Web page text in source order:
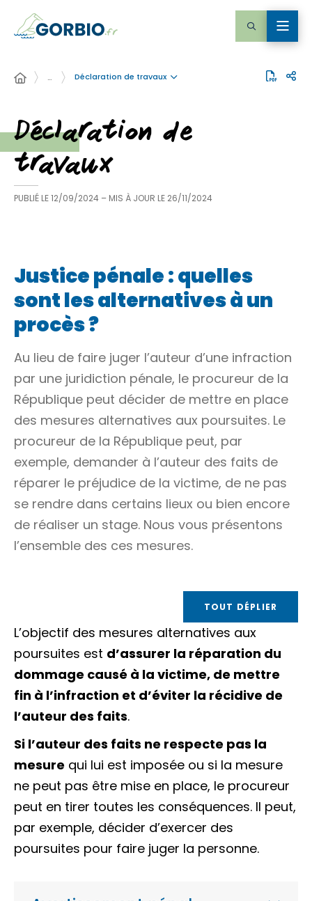
… Déclaration de travaux
Déclaration de
travaux
PUBLIÉ LE12/09/2024 – MIS À JOUR LE 26/11/2024
Justice pénale : quelles
sont les alternatives à un
procès ?
Au lieu de faire juger l’auteur d’une infraction
par une juridiction pénale, le procureur de la
République peut décider de mettre en place
des mesures alternatives aux poursuites. Le
procureur de la République peut, par
exemple, demander à l’auteur des faits de
réparer le préjudice de la victime, de ne pas
se rendre dans certains lieux ou bien encore
de réaliser un stage. Nous vous présentons
l’ensemble des ces mesures.
TOUT DÉPLIER
L’objectif des mesures alternatives aux
poursuites est d’assurer la réparation du
dommage causé à la victime, de mettre
fin à l’infraction et d’éviter la récidive de
l’auteur des faits.
Si l’auteur des faits ne respecte pas la
mesure qui lui est imposée ou si la mesure
ne peut pas être mise en place, le procureur
peut en tirer toutes les conséquences. Il peut,
par exemple, décider d’exercer des
poursuites pour faire juger la personne.